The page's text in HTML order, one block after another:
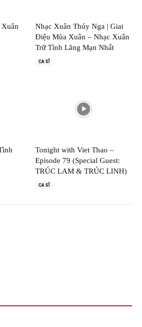
Nhạc Xuân Thúy Nga | Giai
Điệu Mùa Xuân – Nhạc Xuân
Trữ Tình Lãng Mạn Nhất
CA SĨ
Tonight with Viet Thao –
Episode 79 (Special Guest:
TRÚC LAM & TRÚC LINH)
CA SĨ